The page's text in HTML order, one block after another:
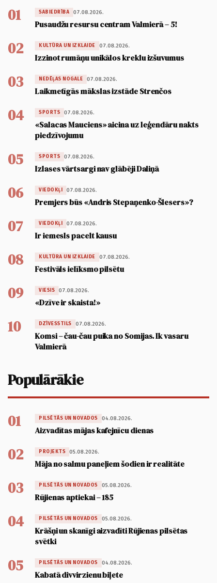
01 SABIEDRĪBA 07.08.2026.
Pusaudžu resursu centram Valmierā – 5!
02 KULTŪRA UN IZKLAIDE 07.08.2026.
Izzinot rumāņu unikālos kreklu izšuvumus
03 NEDĒĻAS NOGALE 07.08.2026.
Laikmetīgās mākslas izstāde Strenčos
04 SPORTS 07.08.2026.
«Salacas Mauciens» aicina uz leģendāru nakts
piedzīvojumu
05 SPORTS 07.08.2026.
Izlases vārtsargi nav glābēji Daliņā
06 VIEDOKĻI 07.08.2026.
Premjers būs «Andris Stepaņenko-Šlesers»?
07 VIEDOKĻI 07.08.2026.
Ir iemesls pacelt kausu
08 KULTŪRA UN IZKLAIDE 07.08.2026.
Festivāls ielīksmo pilsētu
09 VIESIS 07.08.2026.
«Dzīve ir skaista!»
10 DZĪVESSTILS 07.08.2026.
Komsi – čau-čau puika no Somijas. Ik vasaru
Valmierā
Populārākie
01 PILSĒTĀS UN NOVADOS 04.08.2026.
Aizvadītas mājas kafejnīcu dienas
02 PROJEKTS 05.08.2026.
Māja no salmu paneļiem šodien ir realitāte
03 PILSĒTĀS UN NOVADOS 05.08.2026.
Rūjienas aptiekai – 185
04 PILSĒTĀS UN NOVADOS 05.08.2026.
Krāšņi un skanīgi aizvadīti Rūjienas pilsētas
svētki
05 PILSĒTĀS UN NOVADOS 04.08.2026.
Kabatā divvirzienu biļete